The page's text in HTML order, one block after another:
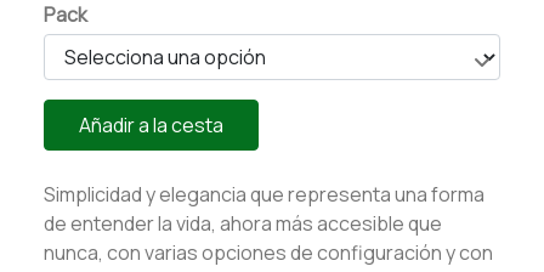
Pack
Añadir a la cesta
Simplicidad y elegancia que representa una forma
de entender la vida, ahora más accesible que
nunca, con varias opciones de configuración y con